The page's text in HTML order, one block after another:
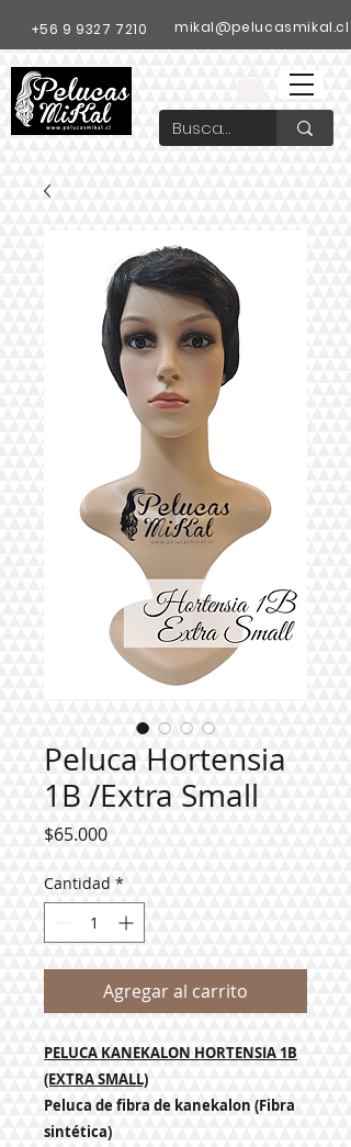
+56 9 9327 7210 mikal@pelucasmikal.cl
Peluca Hortensia
1B /Extra Small
$65.000Precio
Cantidad *
Agregar al carrito
PELUCA KANEKALON HORTENSIA 1B
(EXTRA SMALL)
Peluca de fibra de kanekalon (Fibra
sintética)